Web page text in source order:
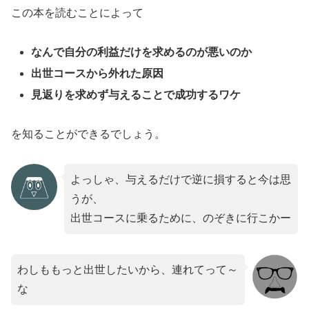
この本を読むことによって
なんで自分の利益だけを求めるのが悪いのか
出世コースから外れた原因
見返りを求めず与えることで成功するワケ
を知ることができるでしょう。
よっしゃ、与えるだけで逆に損すると今は思
うが、
出世コースに乗るために、のぞきに行こかー
わしももっと出世したいから、連れてって～
な